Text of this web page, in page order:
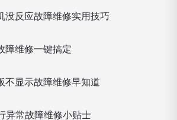
没反应故障维修实用技巧
障维修一键搞定
不显示故障维修早知道
异常故障维修小贴士